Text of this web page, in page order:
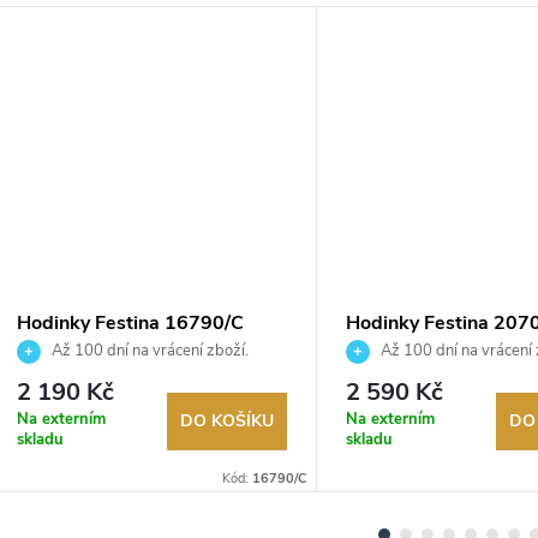
Hodinky Festina 16790/C
Až 100 dní na vrácení zboží.
Autorizovaný prodejce.
2 190 Kč
Na externím
skladu
DO KOŠÍKU
Kód: 16790/C
Hodinky Festina
Až 100 dní na vrácení
Autorizovaný prodejce.
2 590 Kč
Na externím
skladu